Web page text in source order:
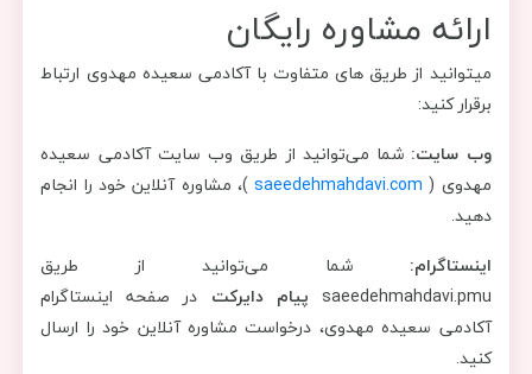
ارائه مشاوره رایگان
میتوانید از طریق های متفاوت با آکادمی سعیده مهدوی ارتباط
برقرار کنید:
وب سایت: شما می‌توانید از طریق وب سایت آکادمی سعیده
مهدوی ( saeedehmahdavi.com)، مشاوره آنلاین خود را انجام
دهید.
اینستاگرام: شما می‌توانید از طریق
saeedehmahdavi.pmu پیام دایرکت در صفحه اینستاگرام
آکادمی سعیده مهدوی، درخواست مشاوره آنلاین خود را ارسال
کنید.